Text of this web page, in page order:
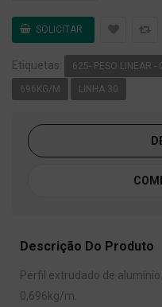
Etiquetas: 625- PESO LINEAR -
696KG/M LINHA 30
Descrição Do Produto
Perfil extrudado de
0,696kg/m.